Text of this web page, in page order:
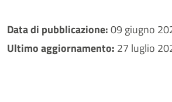
Data di pubblicazione:09 giugno
Ultimo aggiornamento: 27 luglio